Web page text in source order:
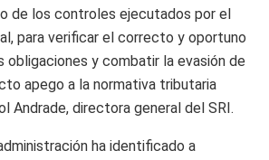
de los controles ejecutados por el
para verificar el correcto y oportuno
obligaciones y combatir la evasión de
apego a la normativa tributaria
Andrade, directora general del SRI.
ha identificado a